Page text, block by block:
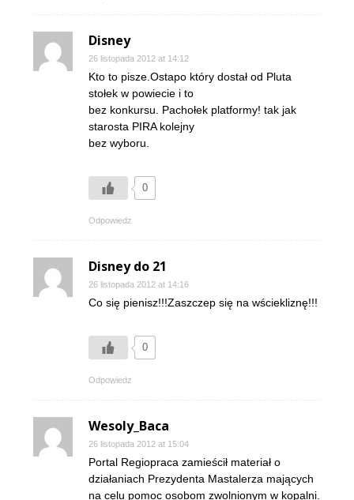
Disney
26 listopada 2012 at 14:12
Kto to pisze.Ostapo który dostał od Pluta
stołek w powiecie i to
bez konkursu. Pachołek platformy! tak jak
starosta PIRA kolejny
bez wyboru.
0
Odpowiedz
Disney do 21
26 listopada 2012 at 14:16
Co się pienisz!!!Zaszczep się na wściekliznę!!!
0
Odpowiedz
Wesoly_Baca
26 listopada 2012 at 15:04
Portal Regiopraca zamieścił materiał o
działaniach Prezydenta Mastalerza mających
na celu pomoc osobom zwolnionym w kopalni.